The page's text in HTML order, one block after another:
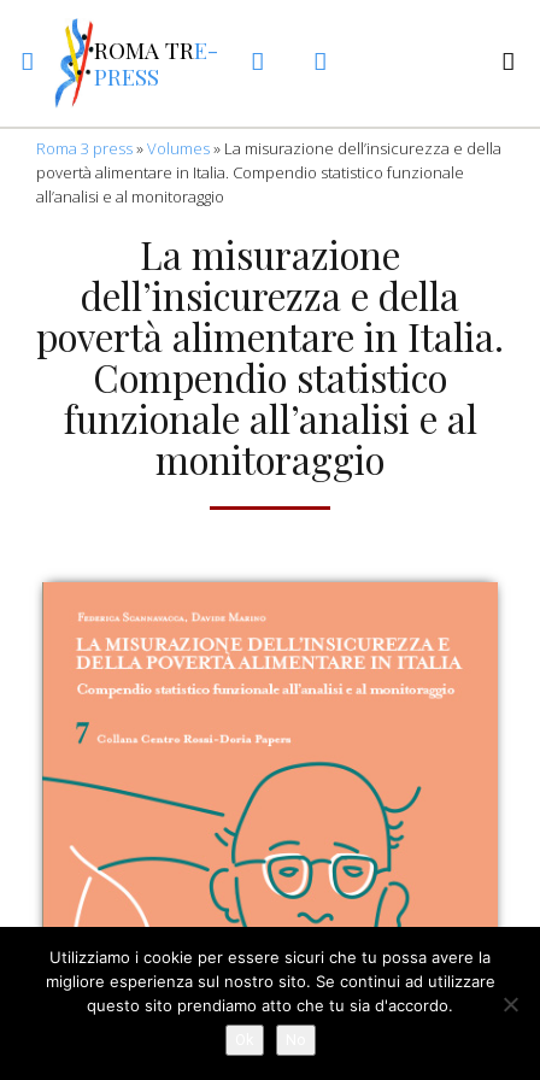
ROMA TRE-
PRESS
Roma 3 press»Volumes» La misurazione dell’insicurezza e della
povertà alimentare in Italia. Compendio statistico funzionale
all’analisi e al monitoraggio
La misurazione
dell’insicurezza e della
povertà alimentare in Italia.
Compendio statistico
funzionale all’analisi e al
monitoraggio
Utilizziamo i cookie per essere sicuri che tu possa avere la
migliore esperienza sul nostro sito. Se continui ad utilizzare
questo sito prendiamo atto che tu sia d'accordo.